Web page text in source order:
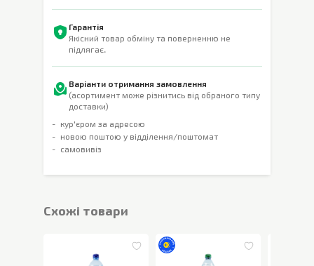
Гарантія
Якісний товар обміну та поверненню не
підлягає.
Варіанти отримання замовлення
(асортимент може різнитись від обраного типу
доставки)
кур'єром за адресою
новою поштою у відділення/поштомат
самовивіз
Cхожі товари